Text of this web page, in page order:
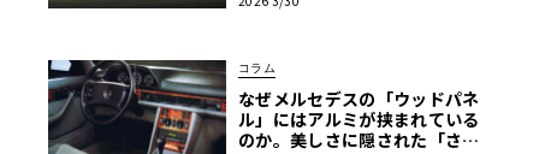
コラム
なぜメルセデスの「ウッドパネ
ル」にはアルミが挟まれている
のか。美しさに隠された「ささ